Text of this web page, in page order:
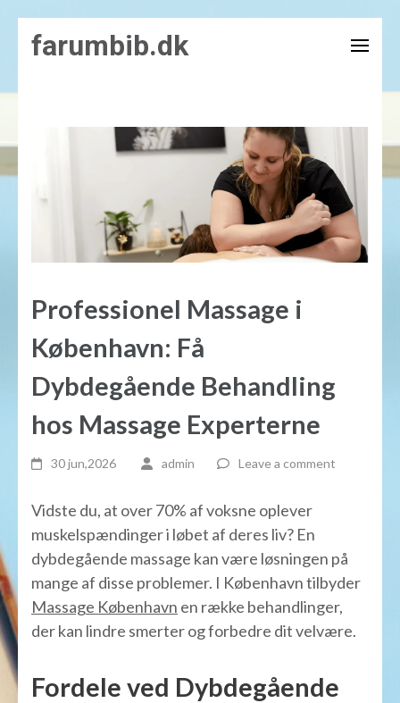
farumbib.dk
Professionel Massage i
København: Få
Dybdegående Behandling
hos Massage Experterne
30 jun,2026 admin Leave a comment
Vidste du, at over 70% af voksne oplever
muskelspændinger i løbet af deres liv? En
dybdegående massage kan være løsningen på
mange af disse problemer. I København tilbyder
Massage København en række behandlinger,
der kan lindre smerter og forbedre dit velvære.
Fordele ved Dybdegående